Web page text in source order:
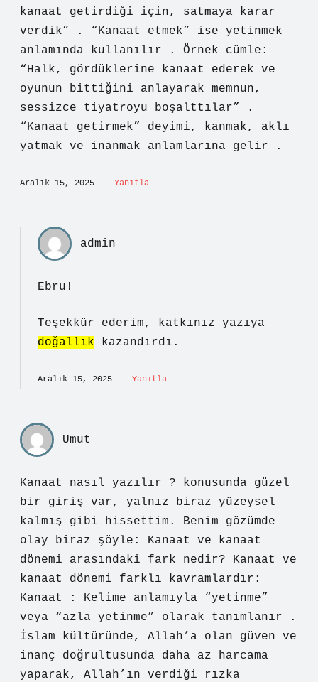
kanaat getirdiği için, satmaya karar
verdik” . “Kanaat etmek” ise yetinmek
anlamında kullanılır . Örnek cümle:
“Halk, gördüklerine kanaat ederek ve
oyunun bittiğini anlayarak memnun,
sessizce tiyatroyu boşalttılar” .
“Kanaat getirmek” deyimi, kanmak, aklı
yatmak ve inanmak anlamlarına gelir .
Aralık 15, 2025 Yanıtla
admin
Ebru!
Teşekkür ederim, katkınız yazıya
doğallık kazandırdı.
Aralık 15, 2025 Yanıtla
Umut
Kanaat nasıl yazılır ? konusunda güzel
bir giriş var, yalnız biraz yüzeysel
kalmış gibi hissettim. Benim gözümde
olay biraz şöyle: Kanaat ve kanaat
dönemi arasındaki fark nedir? Kanaat ve
kanaat dönemi farklı kavramlardır:
Kanaat : Kelime anlamıyla “yetinme”
veya “azla yetinme” olarak tanımlanır .
İslam kültüründe, Allah’a olan güven ve
inanç doğrultusunda daha az harcama
yaparak, Allah’ın verdiği rızka